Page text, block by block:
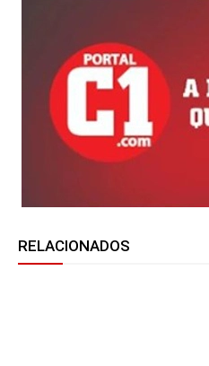
RELACIONADOS